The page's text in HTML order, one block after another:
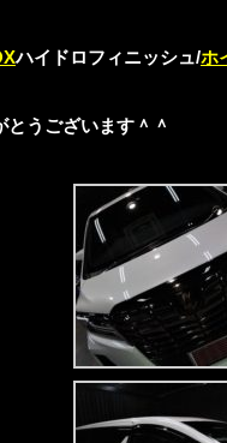
ハイドロフィニッシュ/ホ
うございます＾＾